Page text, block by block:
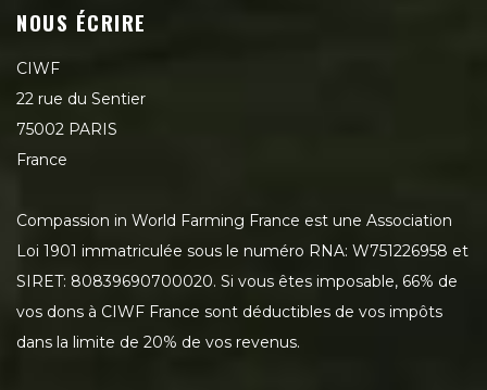
NOUS ÉCRIRE
CIWF
22 rue du Sentier
75002 PARIS
France
Compassion in World Farming France est une Association
Loi 1901 immatriculée sous le numéro RNA: W751226958 et
SIRET: 80839690700020. Si vous êtes imposable, 66% de
vos dons à CIWF France sont déductibles de vos impôts
dans la limite de 20% de vos revenus.